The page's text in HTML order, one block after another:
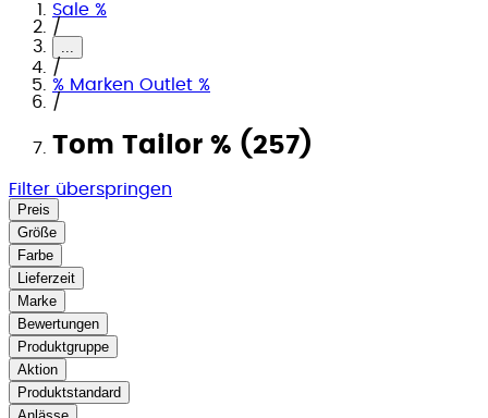
Sale %
/
...
/
% Marken Outlet %
/
Tom Tailor % (257)
Filter überspringen
Preis
Größe
Farbe
Lieferzeit
Marke
Bewertungen
Produktgruppe
Aktion
Produktstandard